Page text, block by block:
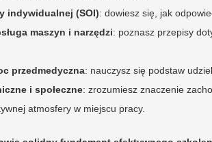
indywidualnej (SOI): dowiesz się, jak
maszyn i narzędzi: poznasz przepisy
przedmedyczna: nauczysz się podstaw
i społeczne: zrozumiesz znaczenie
atmosfery w miejscu pracy.